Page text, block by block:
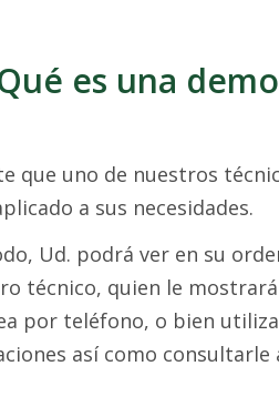
es una
que uno de nuestros
a sus necesidades.
Ud. podrá ver en su
técnico, quien le
por teléfono, o bien
así como